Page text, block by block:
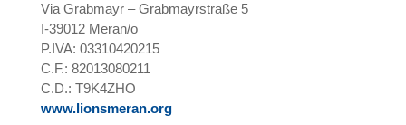
Via Grabmayr – Grabmayrstraße 5
I-39012 Meran/o
P.IVA: 03310420215
C.F.: 82013080211
C.D.: T9K4ZHO
www.lionsmeran.org